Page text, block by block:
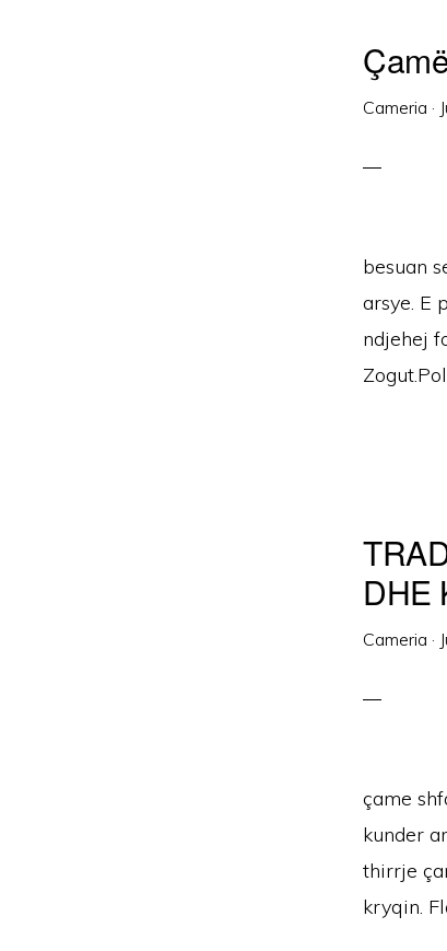
Cameria ·
besuan
arsye. E
ndjehej
DHE
Cameria ·
çame
kunder
thirrje
kryqin.